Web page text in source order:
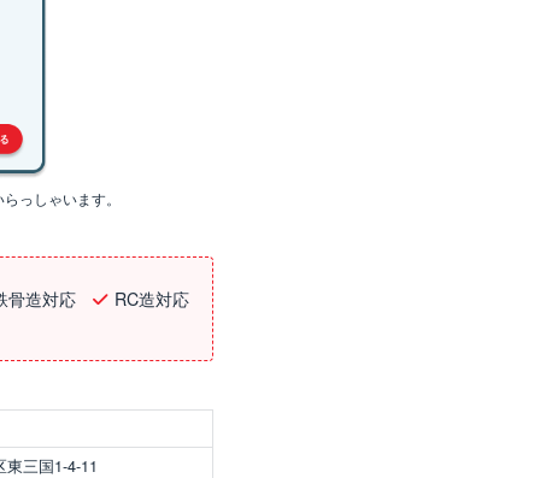
っしゃいます。
骨造対応
RC造対応
三国1-4-11